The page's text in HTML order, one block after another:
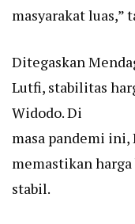
masyarakat luas,”
Ditegaskan
Lutfi, stabilitas
Widodo. Di
masa pandemi ini,
memastikan
stabil.